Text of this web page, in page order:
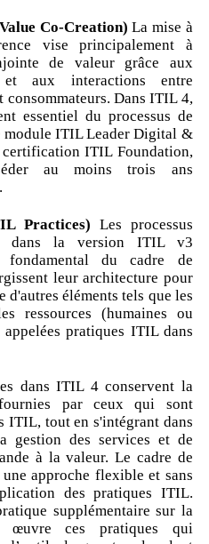
Co-Creation) La mise à
vise principalement à
de valeur grâce aux
et aux interactions entre
consommateurs. Dans ITIL 4,
essentiel du processus de
module ITIL Leader Digital &
ITIL Foundation,
au moins trois ans
Practices) Les processus
dans la version ITIL v3
fondamental du cadre de
leur architecture pour
d'autres éléments tels que les
ressources (humaines ou
pratiques ITIL dans
dans ITIL 4 conservent la
par ceux qui sont
ITIL, tout en s'intégrant dans
gestion des services et de
à la valeur. Le cadre de
approche flexible et sans
des pratiques ITIL.
supplémentaire sur la
œuvre ces pratiques qui